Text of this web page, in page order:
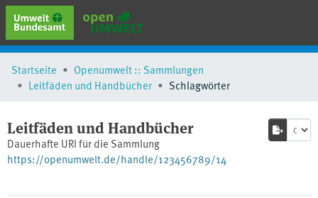
erweiterte Suche
Browse
Schlagwörter
Startseite
Openumwelt :: Sammlungen
Leitfäden und Handbücher
Schlagwörter
Leitfäden und Handbücher
Dauerhafte URI für die Sammlung
https://openumwelt.de/handle/123456789/14